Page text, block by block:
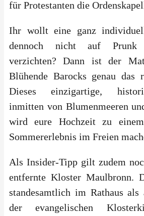
für Protestanten die
Ihr wollt eine ganz
dennoch nicht auf Prunk
verzichten? Dann ist der
Blühende Barocks genau das
Dieses einzigartige,
inmitten von Blumenmeeren
wird eure Hochzeit zu einem
Sommererlebnis im Freien
Als Insider-Tipp gilt zudem
entfernte Kloster Maulbronn.
standesamtlich im Rathaus
der evangelischen